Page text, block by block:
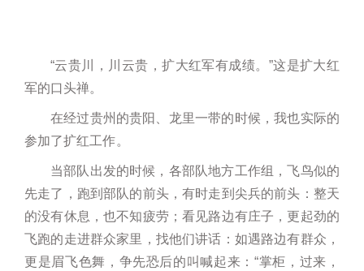
“云贵川，川云贵，扩大红军有成绩。”这是扩大红
军的口头禅。
在经过贵州的贵阳、龙里一带的时候，我也实际的
参加了扩红工作。
当部队出发的时候，各部队地方工作组，飞鸟似的
先走了，跑到部队的前头，有时走到尖兵的前头：整天
的没有休息，也不知疲劳；看见路边有庄子，更起劲的
飞跑的走进群众家里，找他们讲话：如遇路边有群众，
更是眉飞色舞，争先恐后的叫喊起来：“掌柜，过来，